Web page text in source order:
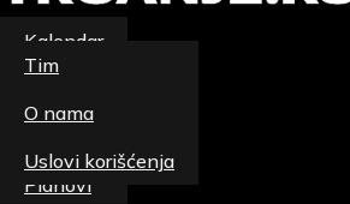
Kalendar
Planovi
Tim
O nama
Uslovi korišćenja
Newsletter